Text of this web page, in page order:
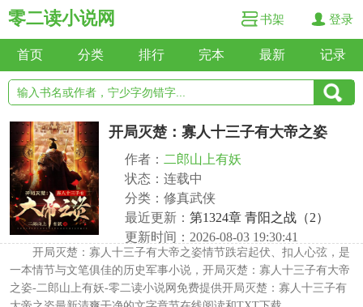
零二读小说网 书架 登录
首页 分类 排行 完本 最新 记录
开局灭楚：寡人十三子有大帝之姿
作者： 二郎山上有妖
状态：连载中
分类：修真武侠
最近更新： 第1324章 青阳之战（2）
更新时间：2026-08-03 19:30:41
开局灭楚：寡人十三子有大帝之姿情节跌宕起伏、扣人心弦，是
一本情节与文笔俱佳的历史军事小说，开局灭楚：寡人十三子有大帝
之姿-二郎山上有妖-零二读小说网免费提供开局灭楚：寡人十三子有